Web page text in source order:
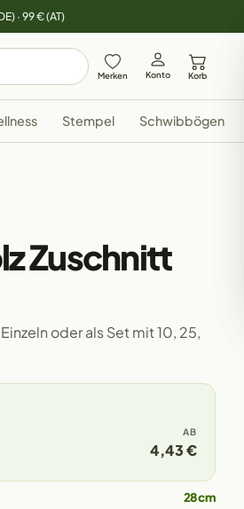
· 99 € (AT)
Merken Konto Korb
Stempel Schwibbögen
Zuschnitt
oder als Set mit 10, 25,
AB
4,43 €
28cm